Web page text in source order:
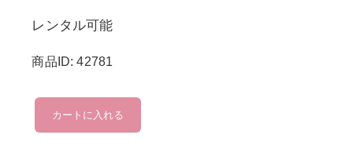
レンタル可能
商品ID: 42781
converse
個
カートに入れる